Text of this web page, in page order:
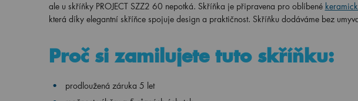
ale u skříňky PROJECT SZZ2 60 nepotká. Skříňka je připravena pro oblíbené
která díky elegantní skříňce spojuje design a praktičnost. Skříňku dodáváme bez
Proč si zamilujete tuto skříňku:
prodloužená záruka 5 let